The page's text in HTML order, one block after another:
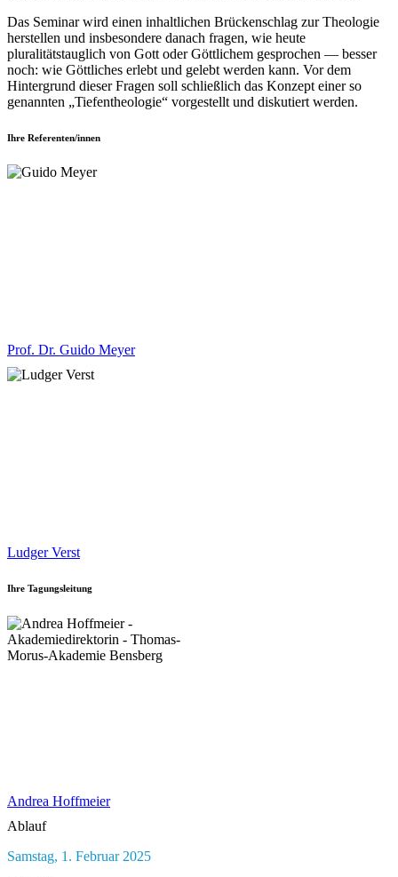
Das Seminar wird einen inhaltlichen Brückenschlag zur Theologie
herstellen und insbesondere danach fragen, wie heute
pluralitätstauglich von Gott oder Göttlichem gesprochen — besser
noch: wie Göttliches erlebt und gelebt werden kann. Vor dem
Hintergrund dieser Fragen soll schließlich das Konzept einer so
genannten „Tiefentheologie“ vorgestellt und diskutiert werden.
Ihre Referenten/innen
Prof. Dr. Guido Meyer
Ludger Verst
Ihre Tagungsleitung
Andrea Hoffmeier
Ablauf
Samstag, 1. Februar 2025